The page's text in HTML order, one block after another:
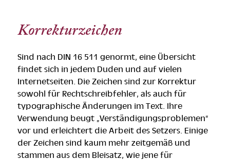
Korrekturzeichen
Sind nach DIN 16 511 genormt, eine Übersicht
findet sich in jedem Duden und auf vielen
Internetseiten. Die Zeichen sind zur Korrektur
sowohl für Rechtschreibfehler, als auch für
typographische Änderungen im Text. Ihre
Verwendung beugt „Verständigungsproblemen“
vor und erleichtert die Arbeit des Setzers. Einige
der Zeichen sind kaum mehr zeitgemäß und
stammen aus dem Bleisatz, wie jene für